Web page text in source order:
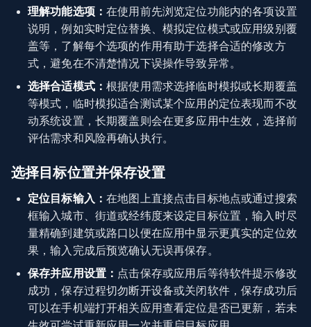
理解功能选项：在使用前先浏览定位功能内的各项设置
说明，例如实时定位替换、模拟定位模式或应用级别覆
盖等，了解每个选项的作用有助于选择合适的修改方
式，避免在不清楚情况下误操作导致异常。
选择合适模式：根据使用需求选择临时模拟或长期覆盖
等模式，临时模拟适合测试某个应用的定位表现而不改
动系统设置，长期覆盖则会在更多应用中生效，选择前
评估需求和风险再确认执行。
选择目标位置并保存设置
定位目标输入：在地图上直接点击目标地点或通过搜索
框输入城市、街道或经纬度来设定目标位置，输入时尽
量精确到建筑或路口以便在应用中显示更真实的定位效
果，输入完成后预览确认无误再保存。
保存并应用设置： 点击保存或应用后等待软件提示修改
成功，保存过程切勿断开设备或关闭软件，保存成功后
可以在手机端打开相关应用查看定位是否已更新，若未